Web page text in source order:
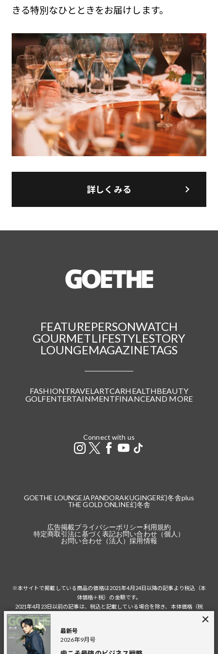
きる特別なひとときをお届けします。
詳しくみる
最新号
2026年9月号
FEATUREPERSONWATCH
GOURMETLIFESTYLESTORY
LOUNGEMAGAZINETAGS
FASHIONTRAVELARTCARHEALTHBEAUTY
GOLFENTERTAINMENTFINANCEAND MORE
Connect with us
GOETHE LOUNGE JAPANDORAKUGINGER幻冬舎plus
THE GOLD ONLINE幻冬舎
広告掲載プライバシーポリシー利用規約
特定商取引法に基づく表記お問い合わせ（個人）
お問い合わせ（法人）採用情報
※本サイトで掲載している商品の価格は2021年4月24日以降の記事より税込（本
体価格＋税）の金額です。
2021年4月23日以前の記事は、税込と記載している場合を除き、本体価格（税
税込の場合の税額は掲載当時の税率に準じます。